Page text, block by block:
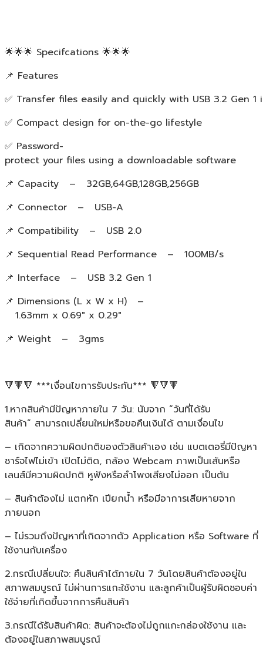
🌟🌟🌟 Specifcations 🌟🌟🌟
📌 Features
✅ Transfer files easily and quickly with USB 3.2 Gen 1
✅ Compact design for on-the-go lifestyle
✅ Password-
protect your files using a downloadable software
📌 Capacity – 32GB,64GB,128GB,256GB
📌 Connector – USB-A
📌 Compatibility – USB 2.0
📌 Sequential Read Performance – 100MB/s
📌 Interface – USB 3.2 Gen 1
📌 Dimensions (L x W x H) –
1.63mm x 0.69″ x 0.29″
📌 Weight – 3gms
🔻🔻🔻 ***เงื่อนไขการรับประกัน*** 🔻🔻🔻
1.หากสินค้ามีปัญหาภายใน 7 วัน: นับจาก “วันที่ได้รับ
สินค้า” สามารถเปลี่ยนใหม่หรือขอคืนเงินได้ ตามเงื่อนไข
– เกิดจากความผิดปกติของตัวสินค้าเอง เช่น แบตเตอรี่มีปัญหา
ชาร์จไฟไม่เข้า เปิดไม่ติด, กล้อง Webcam ภาพเป็นเส้นหรือ
เลนส์มีความผิดปกติ หูฟังหรือลำโพงเสียงไม่ออก เป็นต้น
– สินค้าต้องไม่ แตกหัก เปียกน้ำ หรือมีอาการเสียหายจาก
ภายนอก
– ไม่รวมถึงปัญหาที่เกิดจากตัว Application หรือ Software ที่
ใช้งานกับเครื่อง
2.กรณีเปลี่ยนใจ: คืนสินค้าได้ภายใน 7 วันโดยสินค้าต้องอยู่ใน
สภาพสมบูรณ์ ไม่ผ่านการแกะใช้งาน และลูกค้าเป็นผู้รับผิดชอบค่า
ใช้จ่ายที่เกิดขึ้นจากการคืนสินค้า
3.กรณีได้รับสินค้าผิด: สินค้าจะต้องไม่ถูกแกะกล่องใช้งาน และ
ต้องอยู่ในสภาพสมบูรณ์